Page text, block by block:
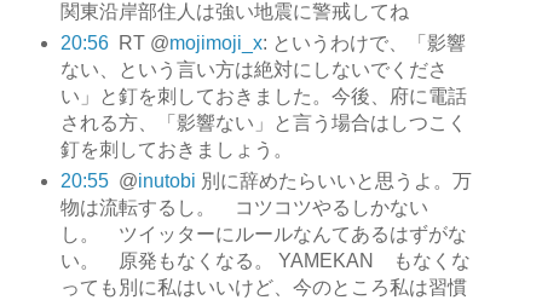
関東沿岸部住人は強い地震に警戒してね
20:56
RT @mojimoji_x: というわけで、「影響
ない、という言い方は絶対にしないでくださ
い」と釘を刺しておきました。今後、府に電話
される方、「影響ない」と言う場合はしつこく
釘を刺しておきましょう。
20:55 @inutobi 別に辞めたらいいと思うよ。万
物は流転するし。 コツコツやるしかない
し。 ツイッターにルールなんてあるはずがな
い。 原発もなくなる。 YAMEKAN もなくな
っても別に私はいいけど、今のところ私は習慣